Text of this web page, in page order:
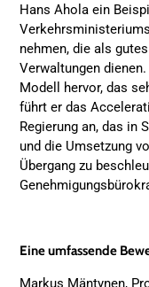
Hans Ahola ein
nehmen, die als
Verwaltungen
Modell hervor, das
führt er das
Regierung an, das in
und die Umsetzung
Übergang zu
Eine umfassende
Markus Mäntynen,